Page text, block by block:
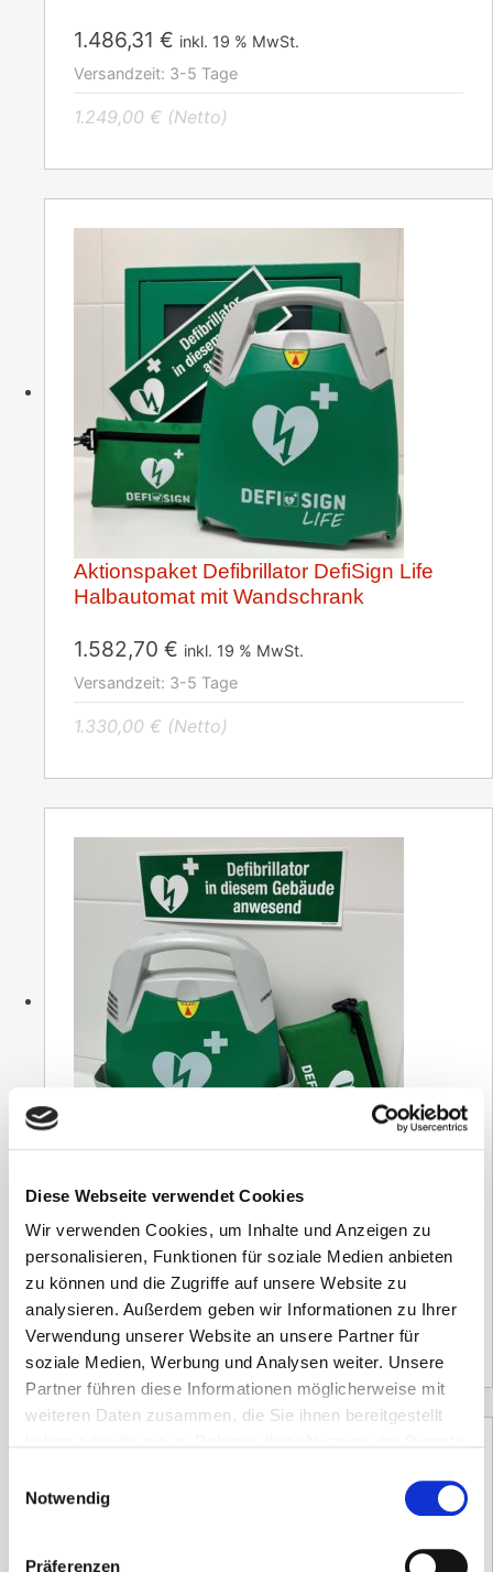
Diese Webseite verwendet Cookies
Wir verwenden Cookies, um Inhalte und Anzeigen zu
personalisieren, Funktionen für soziale Medien anbieten
zu können und die Zugriffe auf unsere Website zu
analysieren. Außerdem geben wir Informationen zu Ihrer
Verwendung unserer Website an unsere Partner für
soziale Medien, Werbung und Analysen weiter. Unsere
Partner führen diese Informationen möglicherweise mit
weiteren Daten zusammen, die Sie ihnen bereitgestellt
Notwendig
Präferenzen
1.486,31 € inkl. 19 % MwSt.
Versandzeit: 3-5 Tage
1.249,00 € (Netto)
Aktionspaket Defibrillator DefiSign Life
Halbautomat mit Wandschrank
1.582,70 € inkl. 19 % MwSt.
Versandzeit: 3-5 Tage
1.330,00 € (Netto)
Vollautomat mit Wandhalter
1.486,31€ inkl. 19 % MwSt.
Versandzeit: 3-5 Tage
1.249,00€(Netto)
Aktionspaket Defibrillator DefiSign Life
Vollautomat mit Wandschrank
1.582,70